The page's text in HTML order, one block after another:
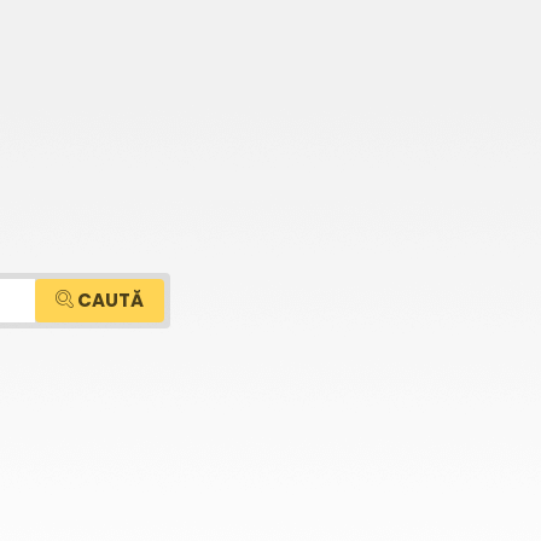
CAUTĂ